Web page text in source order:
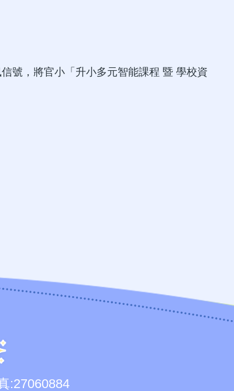
號，將官小「升小多元智能課程 暨 學校資
:27060884